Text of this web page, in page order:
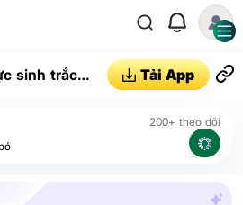
sinh trắc
Tải App
200+ theo dõi